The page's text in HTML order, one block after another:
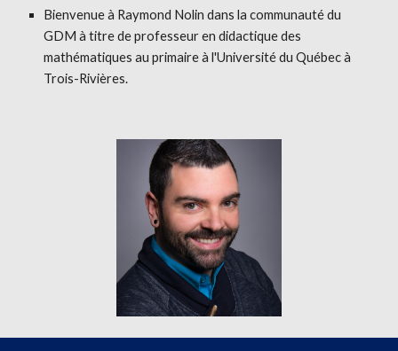
Bienvenue à Raymond Nolin dans la communauté du
GDM à titre de professeur en didactique des
mathématiques au primaire à l'Université du Québec à
Trois-Rivières.